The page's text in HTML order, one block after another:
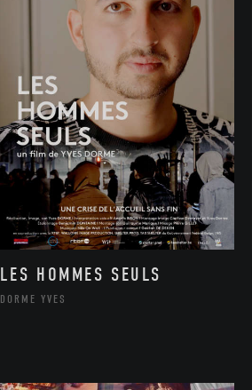
LES HOMMES SEULS
DORME YVES